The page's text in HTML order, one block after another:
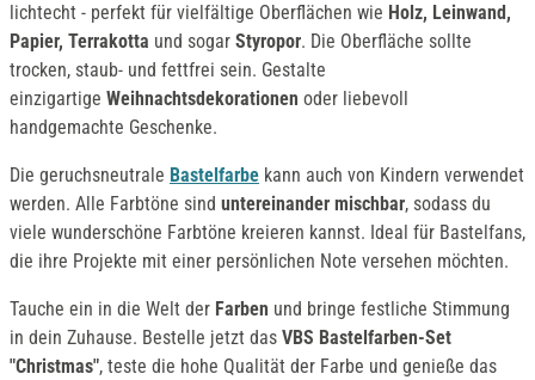
lichtecht - perfekt für vielfältige Oberflächen wie Holz, Leinwand,
Papier, Terrakotta und sogar Styropor. Die Oberfläche sollte
trocken, staub- und fettfrei sein. Gestalte
einzigartige Weihnachtsdekorationen oder liebevoll
handgemachte Geschenke.
Die geruchsneutrale Bastelfarbe kann auch von Kindern verwendet
werden. Alle Farbtöne sind untereinander mischbar, sodass du
viele wunderschöne Farbtöne kreieren kannst. Ideal für Bastelfans,
die ihre Projekte mit einer persönlichen Note versehen möchten.
Tauche ein in die Welt der Farben und bringe festliche Stimmung
in dein Zuhause. Bestelle jetzt das VBS Bastelfarben-Set
"Christmas", teste die hohe Qualität der Farbe und genieße das